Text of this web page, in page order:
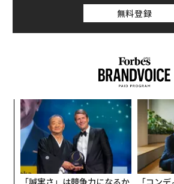
無料登録
「誠実さ」は競争力になるか
「コン